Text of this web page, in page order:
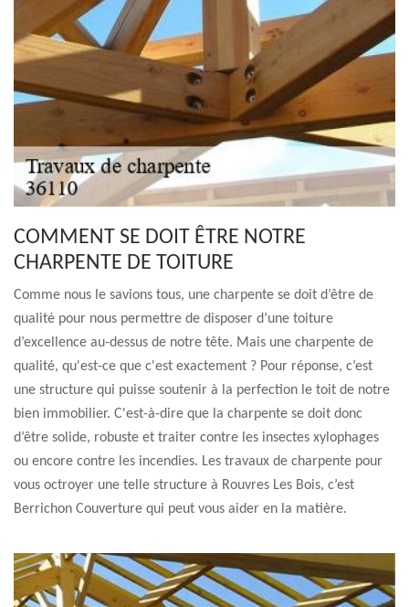
COMMENT SE DOIT ÊTRE NOTRE
CHARPENTE DE TOITURE
Comme nous le savions tous, une charpente se doit d’être de
qualité pour nous permettre de disposer d’une toiture
d’excellence au-dessus de notre tête. Mais une charpente de
qualité, qu'est-ce que c'est exactement ? Pour réponse, c’est
une structure qui puisse soutenir à la perfection le toit de notre
bien immobilier. C'est-à-dire que la charpente se doit donc
d’être solide, robuste et traiter contre les insectes xylophages
ou encore contre les incendies. Les travaux de charpente pour
vous octroyer une telle structure à Rouvres Les Bois, c’est
Berrichon Couverture qui peut vous aider en la matière.